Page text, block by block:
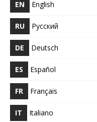
EN English
RU Русский
DE Deutsch
ES Español
FR Français
IT Italiano